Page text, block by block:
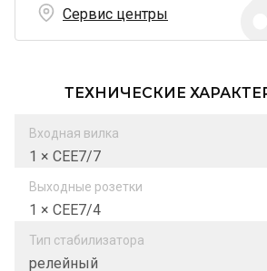
Сервис центры
ТЕХНИЧЕСКИЕ
Входная вилка
1 × СЕЕ7/7
Выходные розетки
1 × СЕЕ7/4
Тип стабилизатора
релейный